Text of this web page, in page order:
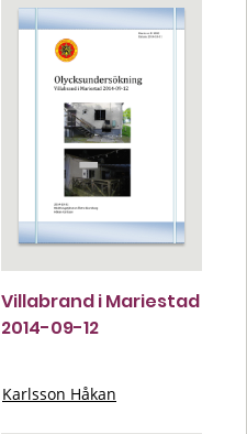
Villabrand i Mariestad
2014-09-12
Karlsson Håkan